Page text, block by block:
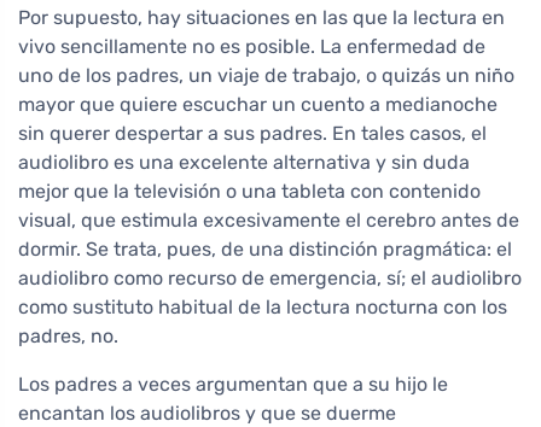
Por supuesto, hay situaciones en las que la lectura en
vivo sencillamente no es posible. La enfermedad de
uno de los padres, un viaje de trabajo, o quizás un niño
mayor que quiere escuchar un cuento a medianoche
sin querer despertar a sus padres. En tales casos, el
audiolibro es una excelente alternativa y sin duda
mejor que la televisión o una tableta con contenido
visual, que estimula excesivamente el cerebro antes de
dormir. Se trata, pues, de una distinción pragmática: el
audiolibro como recurso de emergencia, sí; el audiolibro
como sustituto habitual de la lectura nocturna con los
padres, no.
Los padres a veces argumentan que a su hijo le
encantan los audiolibros y que se duerme